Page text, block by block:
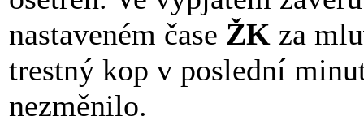
nastaveném čase ŽK za
trestný kop v poslední
nezměnilo.